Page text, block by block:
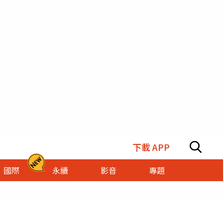
下載 APP
國際 永續 影音 專題